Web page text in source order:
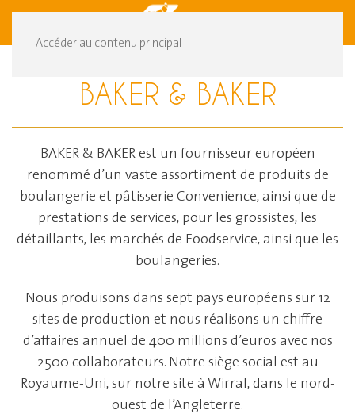
Accéder au contenu principal
BAKER & BAKER
BAKER & BAKER est un fournisseur européen
renommé d’un vaste assortiment de produits de
boulangerie et pâtisserie Convenience, ainsi que de
prestations de services, pour les grossistes, les
détaillants, les marchés de Foodservice, ainsi que les
boulangeries.
Nous produisons dans sept pays européens sur 12
sites de production et nous réalisons un chiffre
d’affaires annuel de 400 millions d’euros avec nos
2500 collaborateurs. Notre siège social est au
Royaume-Uni, sur notre site à Wirral, dans le nord-
ouest de l’Angleterre.